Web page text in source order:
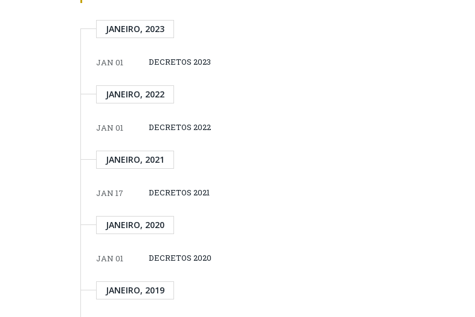
JANEIRO, 2023
JAN 01 DECRETOS 2023
JANEIRO, 2022
JAN 01 DECRETOS 2022
JANEIRO, 2021
JAN 17 DECRETOS 2021
JANEIRO, 2020
JAN 01 DECRETOS 2020
JANEIRO, 2019